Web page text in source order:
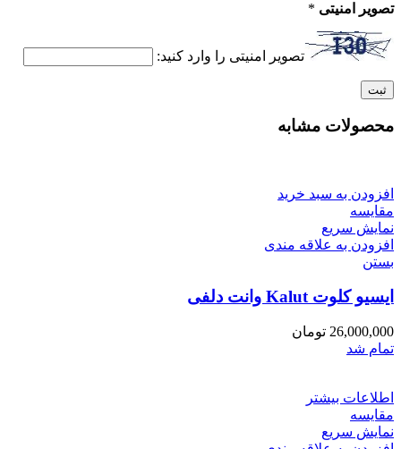
تصویر امنیتی *
تصویر امنیتی را وارد کنید:
محصولات مشابه
افزودن به سبد خرید
مقایسه
نمایش سریع
افزودن به علاقه مندی
بستن
ایسیو کلوت Kalut وانت دلفی
26,000,000 تومان
تمام شد
اطلاعات بیشتر
مقایسه
نمایش سریع